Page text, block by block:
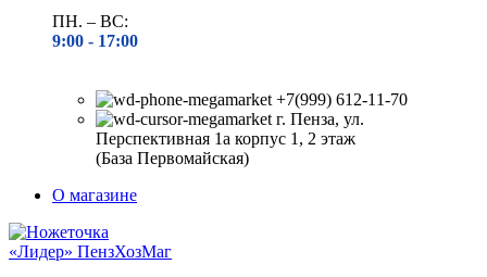
ПН. – ВС:
9:00 - 17:00
+7(999) 612-11-70
г. Пенза, ул.
Перспективная 1а корпус 1, 2 этаж
(База Первомайская)
О магазине